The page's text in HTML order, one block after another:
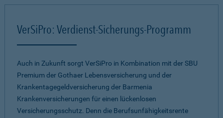
VerSiPro: Verdienst-Sicherungs-Programm
Auch in Zukunft sorgt VerSiPro in Kombination mit der SBU
Premium der Gothaer Lebensversicherung und der
Krankentagegeldversicherung der Barmenia
Krankenversicherungen für einen lückenlosen
Versicherungsschutz. Denn die Berufsunfähigkeitsrente